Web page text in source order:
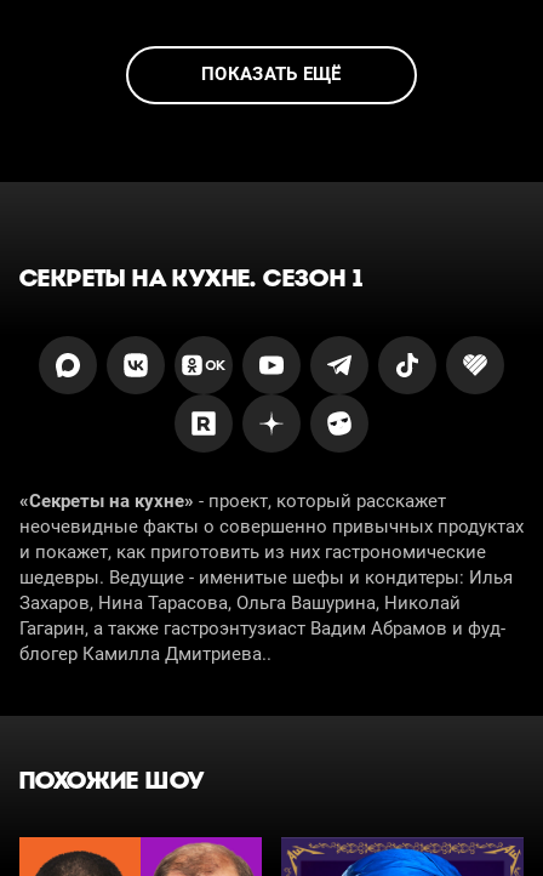
ПОКАЗАТЬ ЕЩЁ
СЕКРЕТЫ НА КУХНЕ. СЕЗОН 1
«Секреты на кухне» - проект, который расскажет
неочевидные факты о совершенно привычных продуктах
и покажет, как приготовить из них гастрономические
шедевры. Ведущие - именитые шефы и кондитеры: Илья
Захаров, Нина Тарасова, Ольга Вашурина, Николай
Гагарин, а также гастроэнтузиаст Вадим Абрамов и фуд-
блогер Камилла Дмитриева..
ПОХОЖИЕ ШОУ